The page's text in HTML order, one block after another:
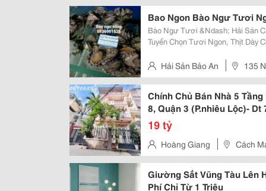
Bao Ngon Bào Ngư Tươi
Bào Ngư Tươi &Ndash; Hải Sản Cao
Tuyển Chọn Tươi Ngon, Thịt Dày
Khách Gợi Ý Món Ngon: Bào
Hải Sản Bảo An
135
Hà Nội.
Chính Chủ Bán Nhà 5
8, Quận 3 (P.nhiêu Lộc)-
19T- Ngay Sát Vòng Xoay 3/2
19 tỷ
Hoàng Giang Cách
Giường Sắt Vũng Tàu Lên
Phí Chỉ Từ 1 Triệu